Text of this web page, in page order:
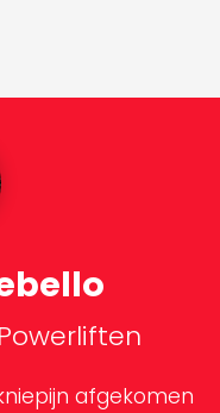
afgekomen